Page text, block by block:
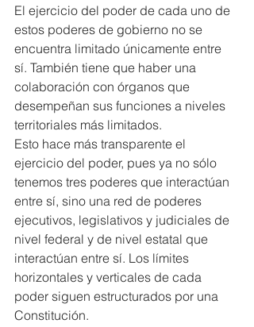
El ejercicio del poder de cada uno de
estos poderes de gobierno no se
encuentra limitado únicamente entre
sí. También tiene que haber una
colaboración con órganos que
desempeñan sus funciones a niveles
territoriales más limitados.
Esto hace más transparente el
ejercicio del poder, pues ya no sólo
tenemos tres poderes que interactúan
entre sí, sino una red de poderes
ejecutivos, legislativos y judiciales de
nivel federal y de nivel estatal que
interactúan entre sí. Los límites
horizontales y verticales de cada
poder siguen estructurados por una
Constitución.